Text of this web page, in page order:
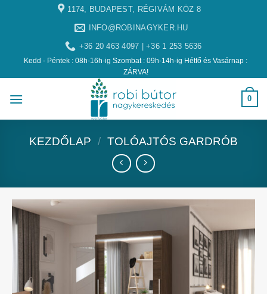
1174, BUDAPEST, RÉGIVÁM KÖZ 8
INFO@ROBINAGYKER.HU
+36 20 463 4097 | +36 1 253 5636
Kedd - Péntek : 08h-16h-ig Szombat : 09h-14h-ig Hétfő és Vasárnap :
ZÁRVA!
0
KEZDŐLAP / TOLÓAJTÓS GARDRÓB